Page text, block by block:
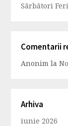
Sărbători
Comentarii
Anonim la
Arhiva
iunie 2026